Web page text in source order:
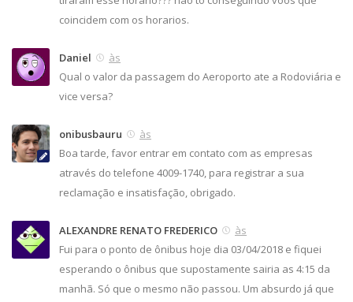
coincidem com os horarios.
Daniel
às
Qual o valor da passagem do Aeroporto ate a Rodoviária e
vice versa?
onibusbauru
às
Boa tarde, favor entrar em contato com as empresas
através do telefone 4009-1740, para registrar a sua
reclamação e insatisfação, obrigado.
ALEXANDRE RENATO FREDERICO
às
Fui para o ponto de ônibus hoje dia 03/04/2018 e fiquei
esperando o ônibus que supostamente sairia as 4:15 da
manhã. Só que o mesmo não passou. Um absurdo já que